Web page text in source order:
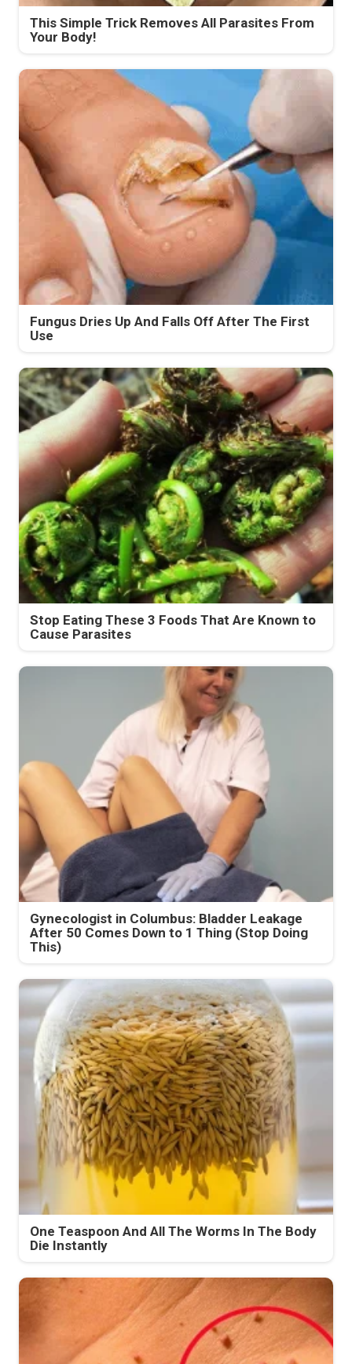
This Simple Trick Removes All Parasites From
Your Body!
Fungus Dries Up And Falls Off After The First
Use
Stop Eating These 3 Foods That Are Known to
Cause Parasites
Gynecologist in Columbus: Bladder Leakage
After 50 Comes Down to 1 Thing (Stop Doing
This)
One Teaspoon And All The Worms In The Body
Die Instantly